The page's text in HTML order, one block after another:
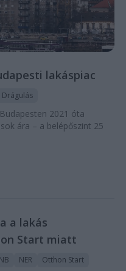
lakáspiac
Drágulás
2021 óta
ára – a belépőszint 25
a lakás
Start miatt
NER Otthon Start